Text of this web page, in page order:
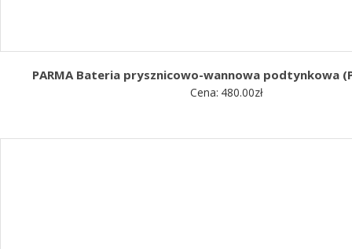
PARMA Bateria prysznicowo-wannowa podtynkowa
Cena: 480.00zł